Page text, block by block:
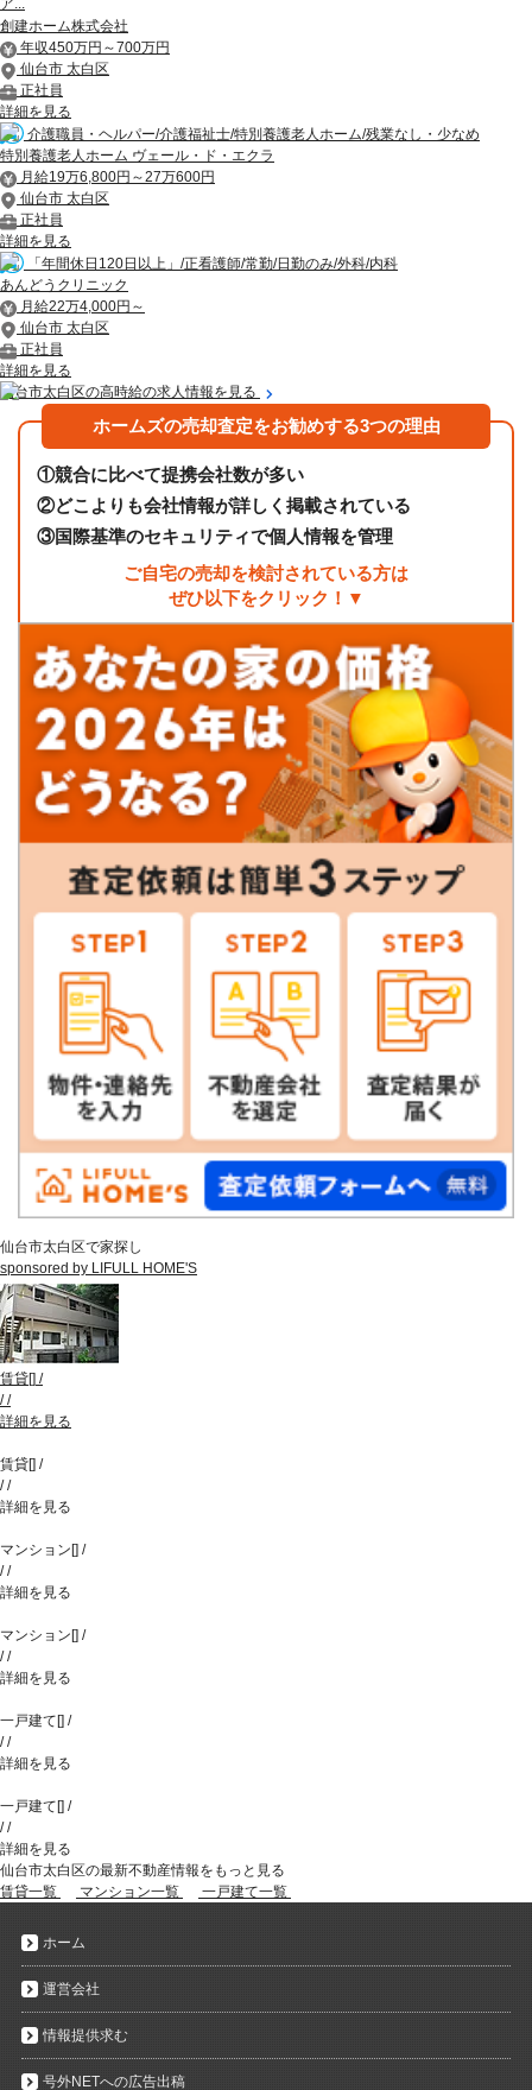
ア...
創建ホーム株式会社
年収450万円～700万円
仙台市 太白区
正社員
詳細を見る
介護職員・ヘルパー/介護福祉士/特別養護老人ホーム/残業なし・少なめ
特別養護老人ホーム ヴェール・ド・エクラ
月給19万6,800円～27万600円
仙台市 太白区
正社員
詳細を見る
「年間休日120日以上」/正看護師/常勤/日勤のみ/外科/内科
あんどうクリニック
月給22万4,000円～
仙台市 太白区
正社員
詳細を見る
仙台市太白区の高時給の求人情報を見る
ホームズの売却査定をお勧めする3つの理由
①競合に比べて提携会社数が多い
②どこよりも会社情報が詳しく掲載されている
③国際基準のセキュリティで個人情報を管理
ご自宅の売却を検討されている方は
ぜひ以下をクリック！▼
仙台市太白区で家探し
sponsored by LIFULL HOME'S
賃貸[] /
//
詳細を見る
賃貸[] /
//
詳細を見る
マンション [] /
//
詳細を見る
マンション [] /
//
詳細を見る
一戸建て [] /
//
詳細を見る
一戸建て [] /
//
詳細を見る
仙台市太白区の最新不動産情報をもっと見る
賃貸一覧
マンション一覧 一戸建て一覧
ホーム
運営会社
情報提供求む
号外NETへの広告出稿